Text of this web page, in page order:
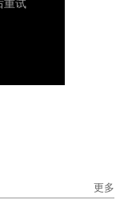
更多